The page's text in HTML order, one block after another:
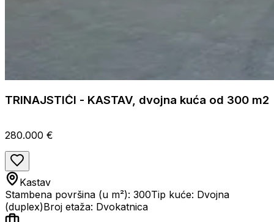
TRINAJSTIĆI - KASTAV, dvojna kuća od 300 m2
280.000 €
Kastav
Stambena površina (u m²): 300Tip kuće: Dvojna
(duplex)Broj etaža: Dvokatnica